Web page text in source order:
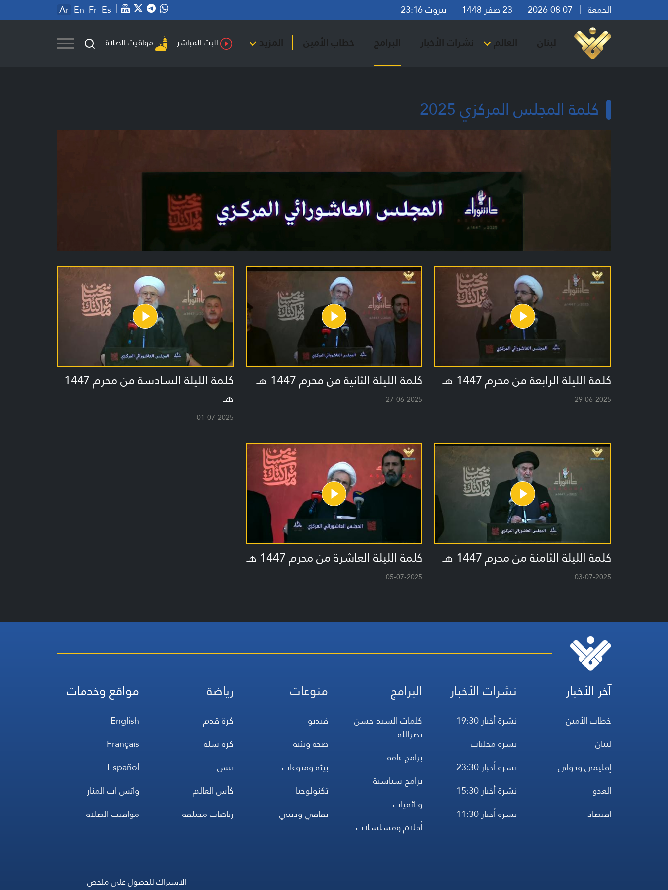
الجمعة بيروت 23:16 Ar En Fr Es
لبنان العالم نشرات الأخبار البرامج خطاب الأمين المزيد البث المباشر مواقيت الصلاة
كلمة المجلس المركزي 2025
كلمة الليلة الرابعة من محرم 1447 هـ
29-06-2025
كلمة الليلة الثانية من محرم 1447 هـ
27-06-2025
كلمة الليلة السادسة من محرم 1447
هـ
01-07-2025
كلمة الليلة الثامنة من محرم 1447 هـ
03-07-2025
كلمة الليلة العاشرة من محرم 1447 هـ
05-07-2025
آخر الأخبار
خطاب الأمين
لبنان
إقليمي ودولي
العدو
اقتصاد
نشرات الأخبار
نشرة أخبار 19:30
نشرة محليات
نشرة أخبار 23:30
نشرة أخبار 15:30
نشرة أخبار 11:30
البرامج
كلمات السيد حسن
نصرالله
برامج عامة
برامج سياسية
وثائقيات
أفلام ومسلسلات
منوعات
فيديو
صحة وبئية
بيئة ومنوعات
تكنولوجيا
ثقافي وديني
رياضة
كرة قدم
كرة سلة
تنس
كأس العالم
رياضات مختلفة
مواقع وخدمات
English
Français
Español
واتس اب المنار
مواقيت الصلاة
الاشتراك للحصول على ملخص